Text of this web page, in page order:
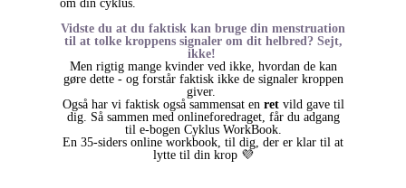
om din cyklus.
Vidste du at du faktisk kan bruge din menstruation
til at tolke kroppens signaler om dit helbred? Sejt,
ikke!
Men rigtig mange kvinder ved ikke, hvordan de kan
gøre dette - og forstår faktisk ikke de signaler kroppen
giver.
Også har vi faktisk også sammensat en retvild gave til
dig. Så sammen med onlineforedraget, får du adgang
til e-bogen Cyklus WorkBook.
En 35-siders online workbook, til dig, der er klar til at
lytte til din krop 💜